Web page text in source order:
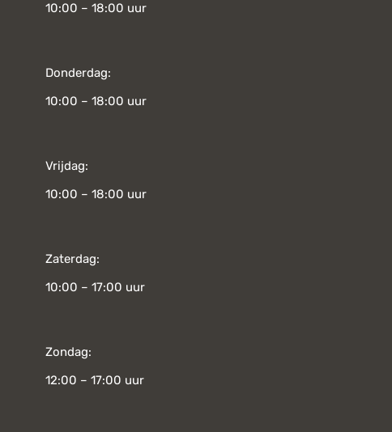
10:00 – 18:00 uur
Donderdag:
10:00 – 18:00 uur
Vrijdag:
10:00 – 18:00 uur
Zaterdag:
10:00 – 17:00 uur
Zondag:
12:00 – 17:00 uur